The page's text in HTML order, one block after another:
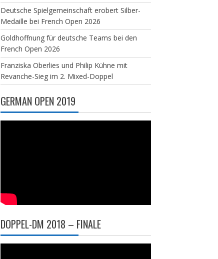
Deutsche Spielgemeinschaft erobert Silber-
Medaille bei French Open 2026
Goldhoffnung für deutsche Teams bei den
French Open 2026
Franziska Oberlies und Philip Kühne mit
Revanche-Sieg im 2. Mixed-Doppel
GERMAN OPEN 2019
DOPPEL-DM 2018 – FINALE